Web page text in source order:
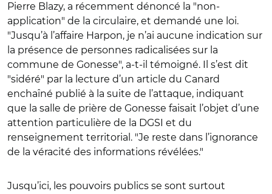
Pierre Blazy, a récemment dénoncé la "non-
application" de la circulaire, et demandé une loi.
"Jusqu’à l’affaire Harpon, je n’ai aucune indication sur
la présence de personnes radicalisées sur la
commune de Gonesse", a-t-il témoigné. Il s’est dit
"sidéré" par la lecture d’un article du Canard
enchaîné publié à la suite de l’attaque, indiquant
que la salle de prière de Gonesse faisait l’objet d’une
attention particulière de la DGSI et du
renseignement territorial. "Je reste dans l’ignorance
de la véracité des informations révélées."
Jusqu’ici, les pouvoirs publics se sont surtout